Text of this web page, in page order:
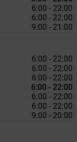
6:00 - 22:00
6:00 - 22:00
9:00 - 21:00
6:00 - 22:00
6:00 - 22:00
6:00 - 22:00
6:00 - 22:00
6:00 - 22:00
6:00 - 22:00
9:00 - 20:00